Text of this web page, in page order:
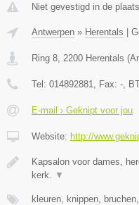
Niet gevestigd in de
Antwerpen » Herentals |
Ring 8 2200 Herentals (
Tel: 014892881 , Fax: - ,
E-mail › Geknipt voor jou
Website: http://
Kapsalon voor dames,
kerk.
▼
kleuren, knippen,